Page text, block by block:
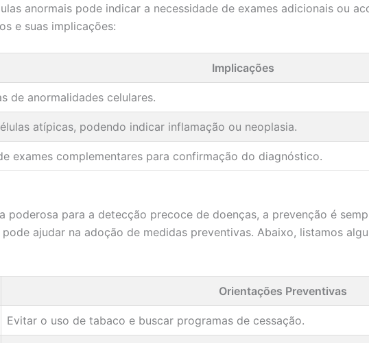
anormais pode indicar a necessidade de exames adicionais ou
e suas implicações:
Implicações
de anormalidades celulares.
atípicas, podendo indicar inflamação ou neoplasia.
exames complementares para confirmação do diagnóstico.
poderosa para a detecção precoce de doenças, a prevenção é
ajudar na adoção de medidas preventivas. Abaixo, listamos
Orientações Preventivas
Evitar o uso de tabaco e buscar programas de cessação.